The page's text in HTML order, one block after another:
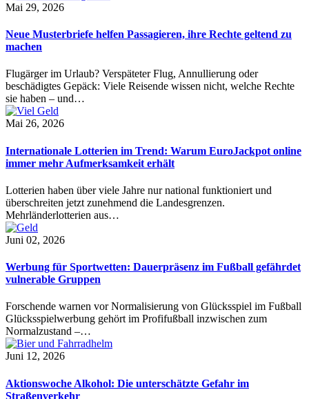
Mai 29, 2026
Neue Musterbriefe helfen Passagieren, ihre Rechte geltend zu
machen
Flugärger im Urlaub? Verspäteter Flug, Annullierung oder
beschädigtes Gepäck: Viele Reisende wissen nicht, welche Rechte
sie haben – und…
Mai 26, 2026
Internationale Lotterien im Trend: Warum EuroJackpot online
immer mehr Aufmerksamkeit erhält
Lotterien haben über viele Jahre nur national funktioniert und
überschreiten jetzt zunehmend die Landesgrenzen.
Mehrländerlotterien aus…
Juni 02, 2026
Werbung für Sportwetten: Dauerpräsenz im Fußball gefährdet
vulnerable Gruppen
Forschende warnen vor Normalisierung von Glücksspiel im Fußball
Glücksspielwerbung gehört im Profifußball inzwischen zum
Normalzustand –…
Juni 12, 2026
Aktionswoche Alkohol: Die unterschätzte Gefahr im
Straßenverkehr